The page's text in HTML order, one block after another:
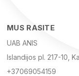
MUS RASITE
UAB ANIS
Islandijos pl. 217-10,
+37069054159